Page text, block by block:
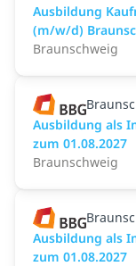
Ausbildung
(m/w/d)
Braunschweig
Ausbildung als
zum 01.08.2027
Braunschweig
Ausbildung als
zum 01.08.2027